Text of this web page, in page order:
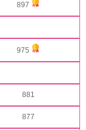
897
975
881
877